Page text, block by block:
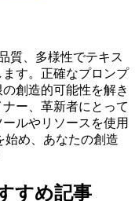
質、多様性でテキス
ます。正確なプロンプ
創造的可能性を解き
ー、革新者にとって
ルやリソースを使用
始め、あなたの創造
すめ記事